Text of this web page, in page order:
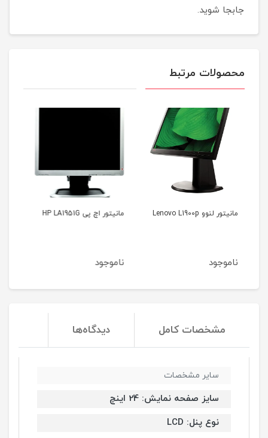
جابجا شوید.
محصولات مرتبط
مانیتور اچ پی HP LA1951G
ناموجود
مانیتور سامسونگ Samsung
ناموجود
مشخصات کامل دیدگاه‌ها
سایر مشخصات
سایز صفحه نمایش: 24 اینچ
نوع پنل: LCD